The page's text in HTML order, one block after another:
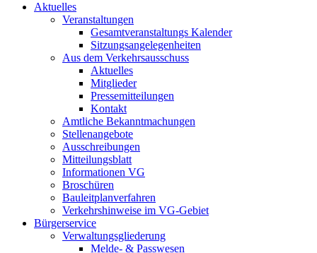
Aktuelles
Veranstaltungen
Gesamtveranstaltungs Kalender
Sitzungsangelegenheiten
Aus dem Verkehrsausschuss
Aktuelles
Mitglieder
Pressemitteilungen
Kontakt
Amtliche Bekanntmachungen
Stellenangebote
Ausschreibungen
Mitteilungsblatt
Informationen VG
Broschüren
Bauleitplanverfahren
Verkehrshinweise im VG-Gebiet
Bürgerservice
Verwaltungsgliederung
Melde- & Passwesen